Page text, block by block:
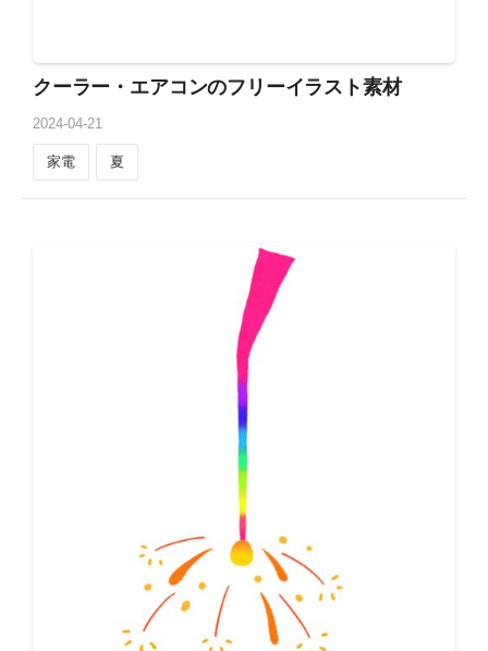
2024-04-21
クーラー・エアコンのフリーイラスト素材
家電 夏